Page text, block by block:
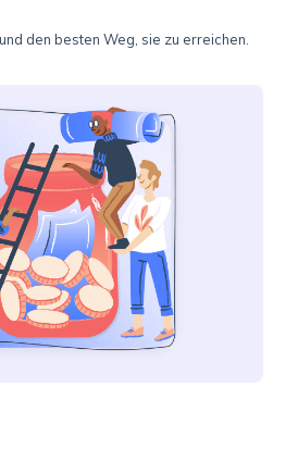
den besten Weg, sie zu erreichen.